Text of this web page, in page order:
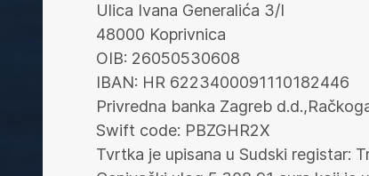
Ulica Ivana Generalića 3/I
48000 Koprivnica
OIB: 26050530608
IBAN: HR 6223400091110182446
Privredna banka Zagreb
Swift code: PBZGHR2X
Tvrtka je upisana u Sudski registar: